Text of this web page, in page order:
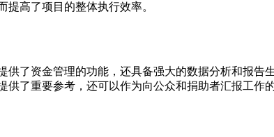
提高了项目的整体执行效率。
供了资金管理的功能，还具备强大的数据分析和报
供了重要参考，还可以作为向公众和捐助者汇报工作的